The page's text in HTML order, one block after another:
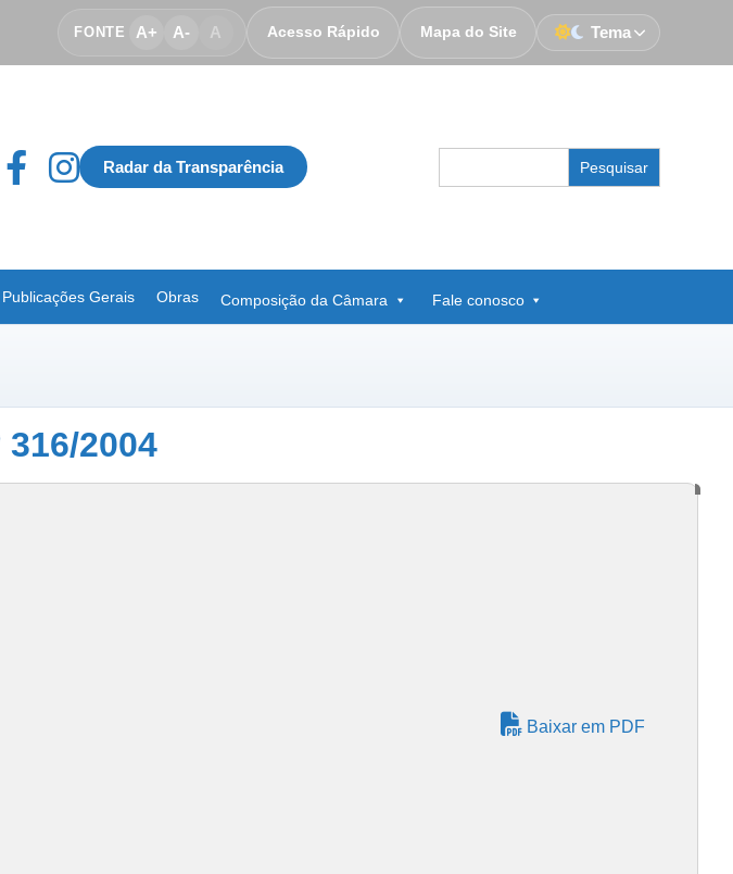
FONTE A+ A- A Acesso Rápido Mapa do Site Tema
Radar da Transparência
for:
Publicações Gerais Obras Composição da Câmara Fale conosco
316/2004
Baixar em PDF